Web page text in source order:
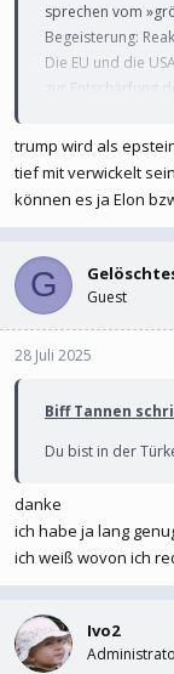
sprechen vom
Begeisterung:
Die EU und die
zur Entschärfung
EU-
Präsident Donald
Der
Halbleiter und
aus den USA im
zusätzlich 600
trump wird als
tief mit verwickelt
können es ja Elon
G Guest
28 Juli 2025
Biff Tannen
Du bist in der
danke
ich habe ja lang
ich weiß wovon ich
Ivo2